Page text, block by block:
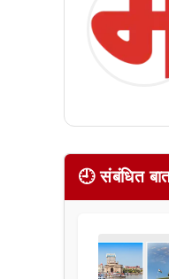
🕘 संबंधित